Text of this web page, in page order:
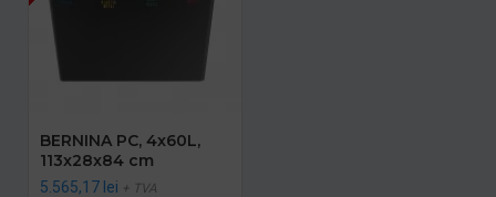
BERNINA PC, 4x60L,
113x28x84 cm
5.565,17 lei + TVA